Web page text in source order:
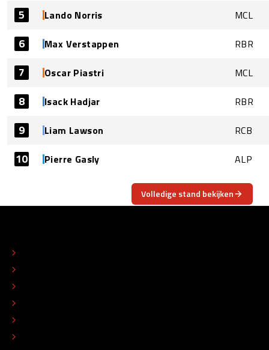
5 Lando Norris MCL
6 Max Verstappen RBR
7 Oscar Piastri MCL
8 Isack Hadjar RBR
9 Liam Lawson RCB
10 Pierre Gasly ALP
Volledige stand bekijken